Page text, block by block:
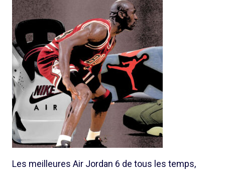
Les meilleures Air Jordan 6 de tous les temps,